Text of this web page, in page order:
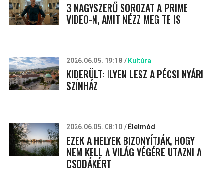
3 NAGYSZERŰ SOROZAT A PRIME
VIDEO-N, AMIT NÉZZ MEG TE IS
2026.06.05. 19:18 Kultúra
KIDERÜLT: ILYEN LESZ A PÉCSI NYÁRI
SZÍNHÁZ
2026.06.05. 08:10 Életmód
EZEK A HELYEK BIZONYÍTJÁK, HOGY
NEM KELL A VILÁG VÉGÉRE UTAZNI A
CSODÁKÉRT